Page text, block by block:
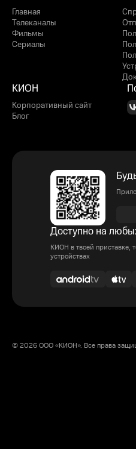
Главная
Телеканалы
Фильмы
Сериалы
КИОН
Корпоративный сайт
Блог
Доступно на
КИОН в твоей приставке,
устройствах
© 2026 ООО «КИОН». Все права